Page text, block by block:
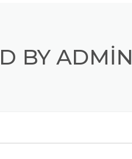
BY ADMIN